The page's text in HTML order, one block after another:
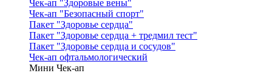
Чек-ап "Здоровые вены"
Чек-ап "Безопасный спорт"
Пакет "Здоровье сердца"
Пакет "Здоровье сердца + тредмил тест"
Пакет "Здоровье сердца и сосудов"
Чек-ап офтальмологический
Мини Чек-ап